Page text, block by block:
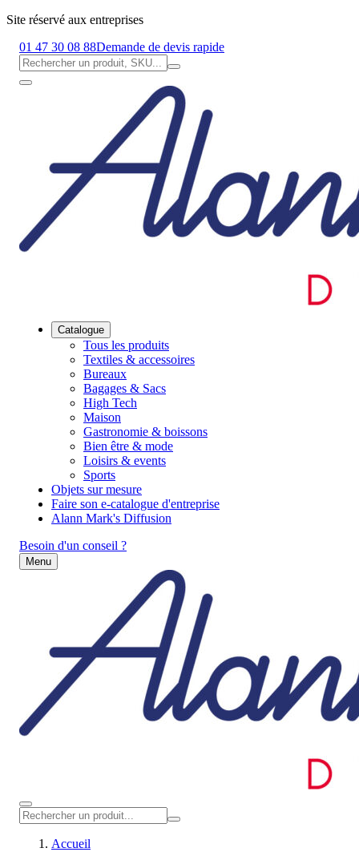
Site réservé aux entreprises
01 47 30 08 88Demande de devis rapide
Catalogue
Tous les produits
Textiles & accessoires
Bureaux
Bagages & Sacs
High Tech
Maison
Gastronomie & boissons
Bien être & mode
Loisirs & events
Sports
Objets sur mesure
Faire son e-catalogue d'entreprise
Alann Mark's Diffusion
Besoin d'un conseil ?
Menu
Accueil